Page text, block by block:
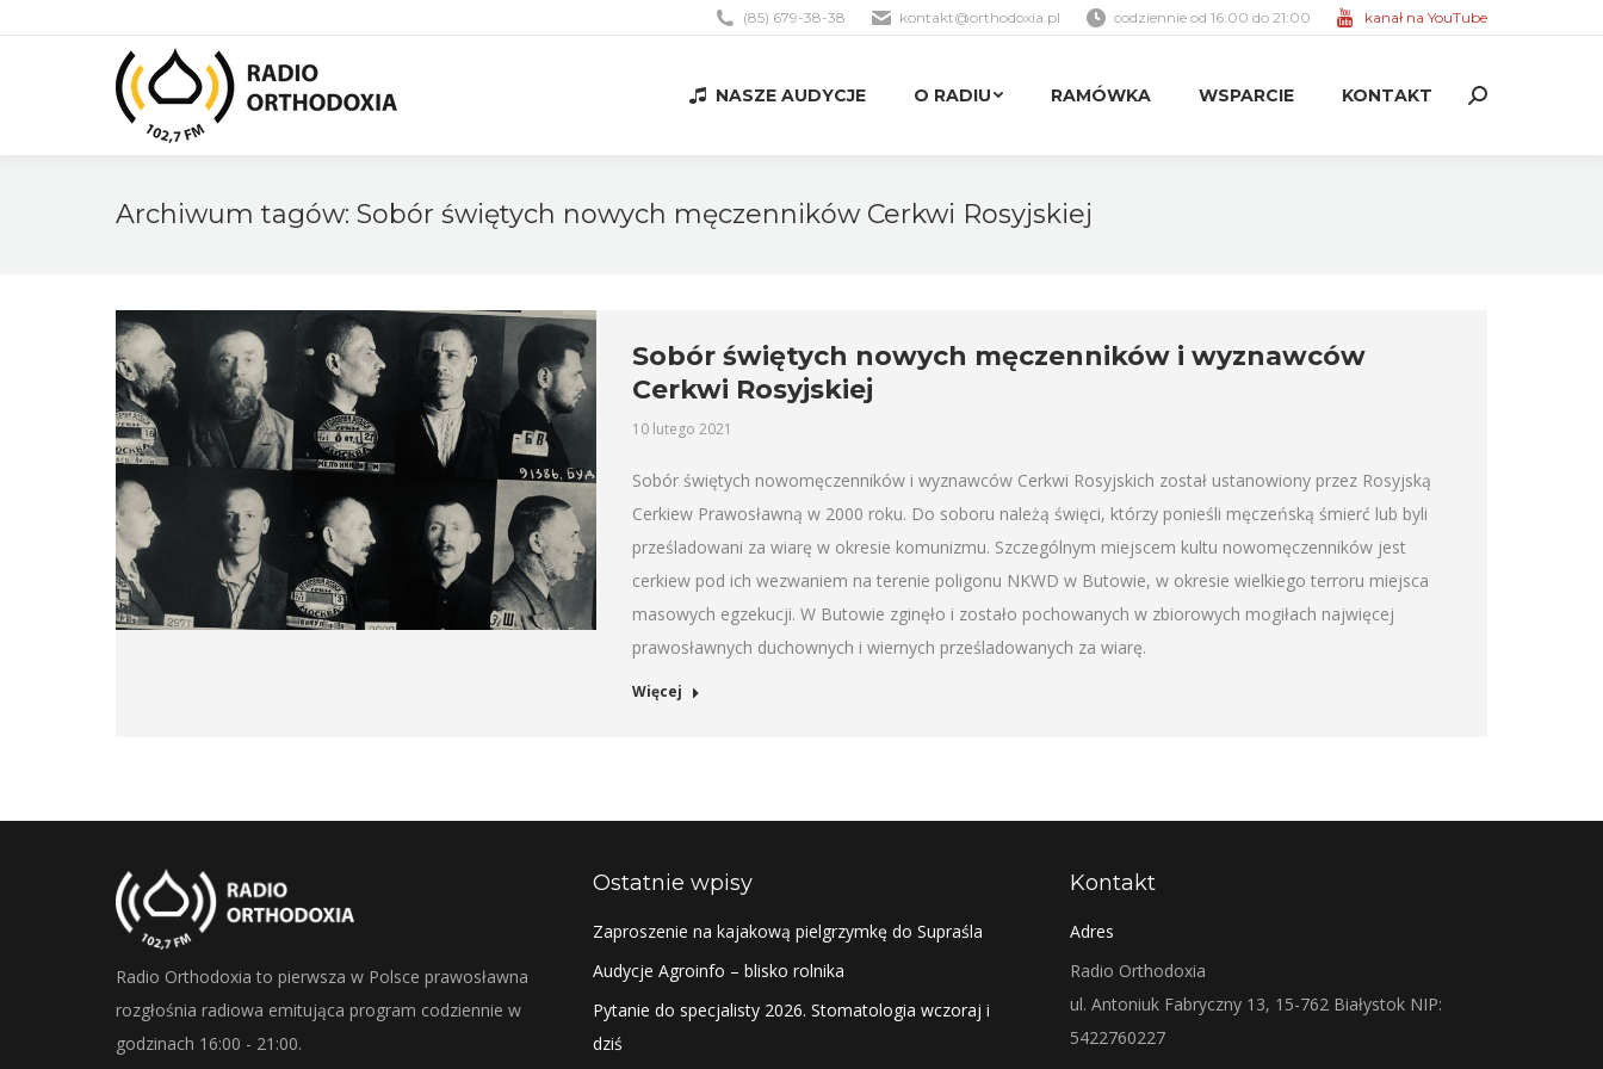
(85) 679-38-38 kontakt@orthodoxia.pl codziennie od 16:00 do 21:00 kanał na YouTube
NASZE AUDYCJE O RADIU RAMÓWKA WSPARCIE KONTAKT Search:
Archiwum tagów: Sobór świętych nowych męczenników Cerkwi Rosyjskiej
Sobór świętych nowych męczenników i wyznawców
Cerkwi Rosyjskiej
10 lutego 2021
Sobór świętych nowomęczenników i wyznawców Cerkwi Rosyjskich został ustanowiony przez Rosyjską
Cerkiew Prawosławną w 2000 roku. Do soboru należą święci, którzy ponieśli męczeńską śmierć lub byli
prześladowani za wiarę w okresie komunizmu. Szczególnym miejscem kultu nowomęczenników jest
cerkiew pod ich wezwaniem na terenie poligonu NKWD w Butowie, w okresie wielkiego terroru miejsca
masowych egzekucji. W Butowie zginęło i zostało pochowanych w zbiorowych mogiłach najwięcej
prawosławnych duchownych i wiernych prześladowanych za wiarę.
Więcej
Radio Orthodoxia to pierwsza w Polsce prawosławna
rozgłośnia radiowa emitująca program codziennie w
godzinach 16:00 - 21:00.
Ostatnie wpisy
Zaproszenie na kajakową pielgrzymkę do Supraśla
Audycje Agroinfo – blisko rolnika
Pytanie do specjalisty 2026. Stomatologia wczoraj i
dziś
Kontakt
Adres
Radio Orthodoxia
ul. Antoniuk Fabryczny 13, 15-762 Białystok NIP:
5422760227